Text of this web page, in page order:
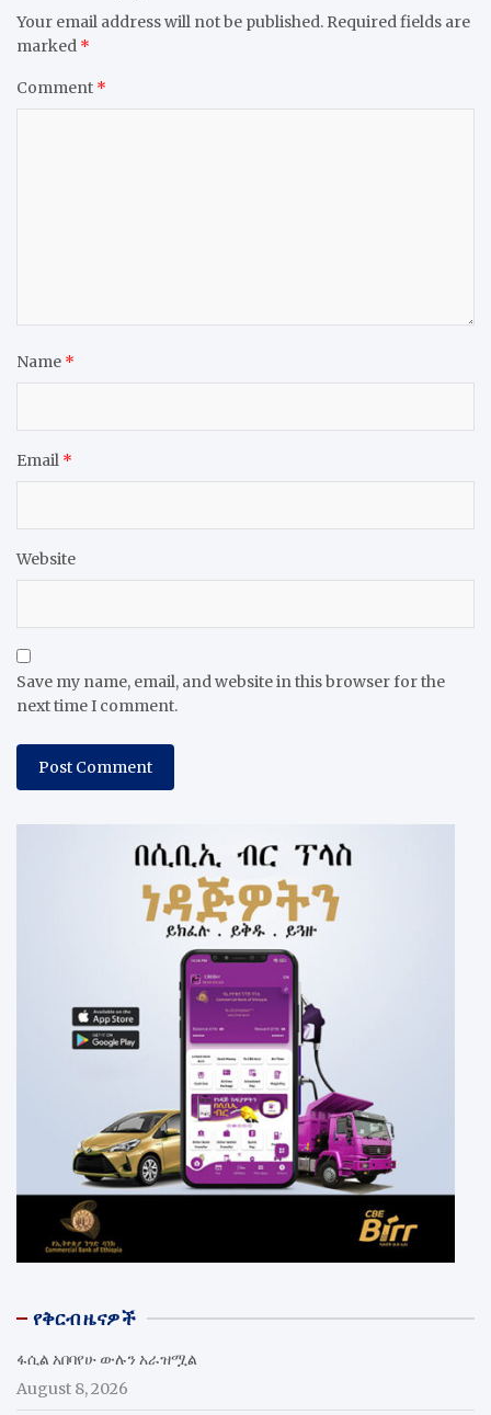
Your email address will not be published. Required fields are
marked *
Comment *
Name *
Email *
Website
Save my name, email, and website in this browser for the
next time I comment.
የቅርብ ዜናዎች
ፋሲል አበባየሁ ውሉን አራዝሟል
August 8, 2026